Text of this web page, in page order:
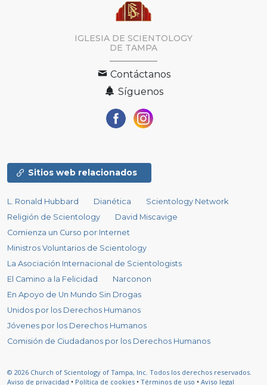
IGLESIA DE SCIENTOLOGY
DE TAMPA
Contáctanos
Síguenos
Sitios web relacionados
L. Ronald Hubbard Dianética
Scientology Network
Religión de Scientology
David Miscavige
Comienza un Curso por Internet
Ministros Voluntarios de Scientology
La Asociación Internacional de Scientologists
El Camino a la Felicidad
Narconon
En Apoyo de Un Mundo Sin Drogas
Unidos por los Derechos Humanos
Jóvenes por los Derechos Humanos
Comisión de Ciudadanos por los Derechos Humanos
© 2026 Church of Scientology of Tampa, Inc. Todos los derechos reservados.
Aviso de privacidad • Política de cookies • Términos de uso • Aviso legal